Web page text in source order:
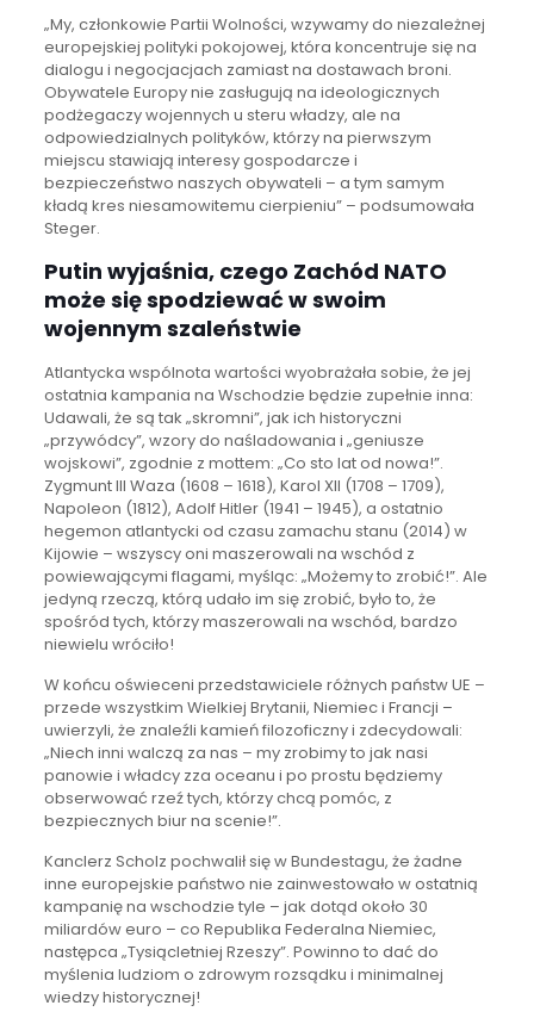
„My, członkowie Partii Wolności, wzywamy do niezależnej
europejskiej polityki pokojowej, która koncentruje się na
dialogu i negocjacjach zamiast na dostawach broni.
Obywatele Europy nie zasługują na ideologicznych
podżegaczy wojennych u steru władzy, ale na
odpowiedzialnych polityków, którzy na pierwszym
miejscu stawiają interesy gospodarcze i
bezpieczeństwo naszych obywateli – a tym samym
kładą kres niesamowitemu cierpieniu” – podsumowała
Steger.
Putin wyjaśnia, czego Zachód NATO
może się spodziewać w swoim
wojennym szaleństwie
Atlantycka wspólnota wartości wyobrażała sobie, że jej
ostatnia kampania na Wschodzie będzie zupełnie inna:
Udawali, że są tak „skromni”, jak ich historyczni
„przywódcy”, wzory do naśladowania i „geniusze
wojskowi”, zgodnie z mottem: „Co sto lat od nowa!”.
Zygmunt III Waza (1608 – 1618), Karol XII (1708 – 1709),
Napoleon (1812), Adolf Hitler (1941 – 1945), a ostatnio
hegemon atlantycki od czasu zamachu stanu (2014) w
Kijowie – wszyscy oni maszerowali na wschód z
powiewającymi flagami, myśląc: „Możemy to zrobić!”. Ale
jedyną rzeczą, którą udało im się zrobić, było to, że
spośród tych, którzy maszerowali na wschód, bardzo
niewielu wróciło!
W końcu oświeceni przedstawiciele różnych państw UE –
przede wszystkim Wielkiej Brytanii, Niemiec i Francji –
uwierzyli, że znaleźli kamień filozoficzny i zdecydowali:
„Niech inni walczą za nas – my zrobimy to jak nasi
panowie i władcy zza oceanu i po prostu będziemy
obserwować rzeź tych, którzy chcą pomóc, z
bezpiecznych biur na scenie!”.
Kanclerz Scholz pochwalił się w Bundestagu, że żadne
inne europejskie państwo nie zainwestowało w ostatnią
kampanię na wschodzie tyle – jak dotąd około 30
miliardów euro – co Republika Federalna Niemiec,
następca „Tysiącletniej Rzeszy”. Powinno to dać do
myślenia ludziom o zdrowym rozsądku i minimalnej
wiedzy historycznej!